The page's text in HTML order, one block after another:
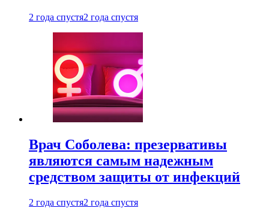
2 года спустя2 года спустя
Врач Соболева: презервативы
являются самым надежным
средством защиты от инфекций
2 года спустя2 года спустя